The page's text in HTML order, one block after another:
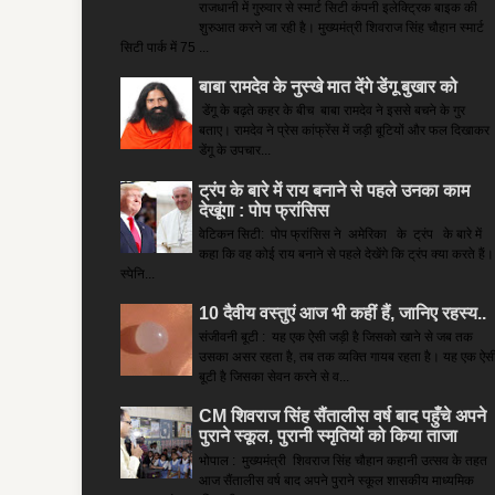
राजधानी में गुरुवार से स्मार्ट सिटी कंपनी इलेक्ट्रिक बाइक की
शुरुआत करने जा रही है। मुख्यमंत्री शिवराज सिंह चौहान स्मार्ट
सिटी पार्क में 75 ...
बाबा रामदेव के नुस्खे मात देंगे डेंगू बुखार को
डेंगू के बढ़ते कहर के बीच बाबा रामदेव ने इससे बचने के गुर
बताए। रामदेव ने प्रेस कांफ्रेंस में जड़ी बूटियों और फल दिखाकर
डेंगू के उपचार...
ट्रंप के बारे में राय बनाने से पहले उनका काम
देखूंगा : पोप फ्रांसिस
वेटिकन सिटी: पोप फ्रांसिस ने अमेरिका के ट्रंप के बारे में
कहा कि वह कोई राय बनाने से पहले देखेंगे कि ट्रंप क्या करते हैं।
स्पेनि...
10 दैवीय वस्तुएं आज भी कहीं हैं, जानिए रहस्य..
संजीवनी बूटी : यह एक ऐसी जड़ी है जिसको खाने से जब तक
उसका असर रहता है, तब तक व्यक्ति गायब रहता है। यह एक
बूटी है जिसका सेवन करने से व...
CM शिवराज सिंह सैंतालीस वर्ष बाद पहुँचे अपने
पुराने स्कूल, पुरानी स्मृतियों को किया ताजा
भोपाल : मुख्यमंत्री शिवराज सिंह चौहान कहानी उत्सव के तहत
आज सैंतालीस वर्ष बाद अपने पुराने स्कूल शासकीय माध्यमिक